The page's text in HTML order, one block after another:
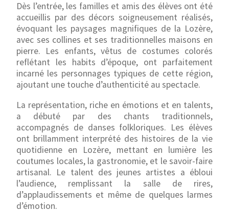
Dès l’entrée, les familles et amis des élèves ont été
accueillis par des décors soigneusement réalisés,
évoquant les paysages magnifiques de la Lozère,
avec ses collines et ses traditionnelles maisons en
pierre. Les enfants, vêtus de costumes colorés
reflétant les habits d’époque, ont parfaitement
incarné les personnages typiques de cette région,
ajoutant une touche d’authenticité au spectacle.
La représentation, riche en émotions et en talents,
a débuté par des chants traditionnels,
accompagnés de danses folkloriques. Les élèves
ont brillamment interprété des histoires de la vie
quotidienne en Lozère, mettant en lumière les
coutumes locales, la gastronomie, et le savoir-faire
artisanal. Le talent des jeunes artistes a ébloui
l’audience, remplissant la salle de rires,
d’applaudissements et même de quelques larmes
d’émotion.